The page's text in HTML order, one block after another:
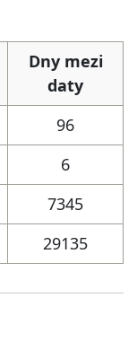
Dny mezi
daty
96
6
7345
29135